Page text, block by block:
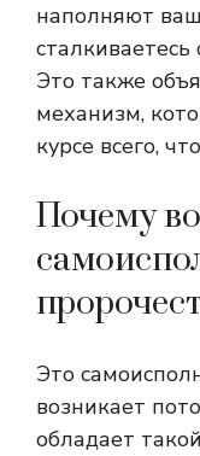
наполняют
Это также
механизм,
курсе всего,
Почему
Это
возникает
обладает